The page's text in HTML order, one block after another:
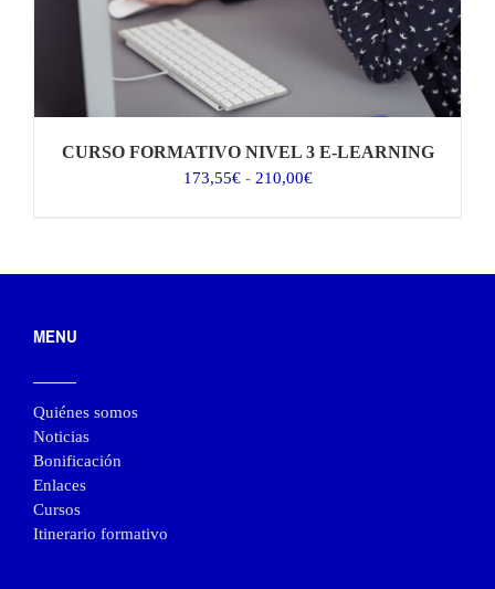
CURSO FORMATIVO NIVEL 3 E-LEARNING
173,55€ - 210,00€Rango
173,55€
MENU
Quiénes somos
Noticias
Bonificación
Enlaces
Cursos
Itinerario formativo